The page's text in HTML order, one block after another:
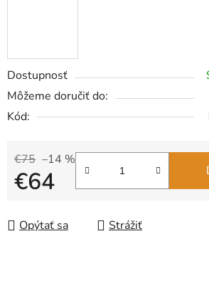
Dostupnosť
Môžeme doručiť do:
Kód:
€75 –14 %
€64
Opýtať sa Strážiť